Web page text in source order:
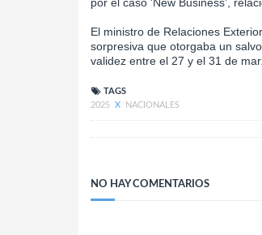
El ministro de Relaciones
sorpresiva que otorgaba un
validez entre el 27 y el 31 de
TAGS
2025 X NACIONALES
NO HAY COMENTARIOS